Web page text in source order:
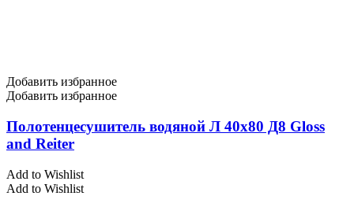
Добавить избранное
Добавить избранное
Полотенцесушитель водяной Л 40х80 Д8 Gloss
and Reiter
Add to Wishlist
Add to Wishlist